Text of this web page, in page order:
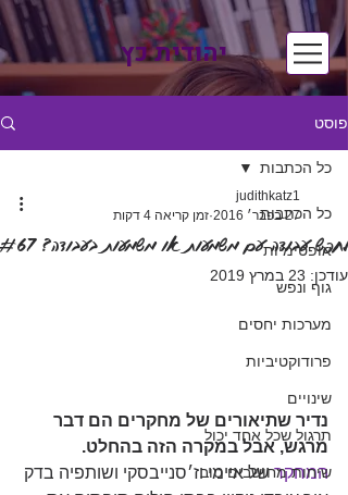
יהודית כץ
פוסט
כל הכתבות
אופטימיות
גוף ונפש
מערכות יחסים
פרודוקטיביות
שינויים
תרגול שכל אחד יכול
שיחות מחושבים טוב
כל הכתבות
לחפש עבודה עם משמעות או משמעות בעבודה? #67
judithkatz1
27 בפבר׳ 2016
זמן קריאה 4 דקות
עודכן: 23 במרץ 2019
נדיר שתיאורים של מחקרים הם דבר
מרגש, אבל במקרה הזה בהחלט.
המחקר של איימי וז׳סנייבסקי ושותפיה בדק